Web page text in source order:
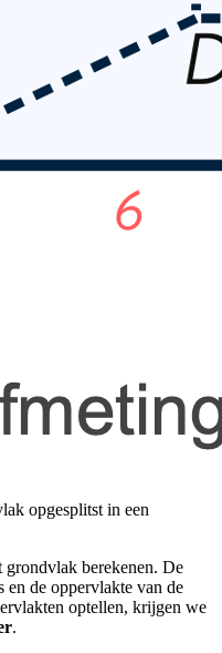
opgesplitst in een
berekenen. De
en de oppervlakte van de
optellen, krijgen we
.